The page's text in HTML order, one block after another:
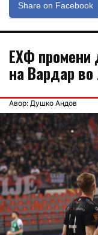
Share on Facebook
ЕХФ промени
на Вардар
Авор: Душко Андов